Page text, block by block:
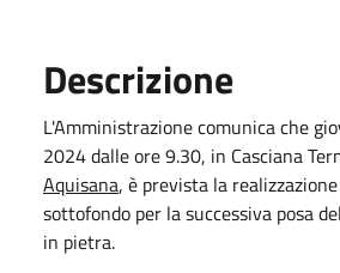
Descrizione
L'Amministrazione comunica che
2024 dalle ore 9.30, in Casciana
Aquisana, è prevista la
sottofondo per la successiva posa
in pietra.